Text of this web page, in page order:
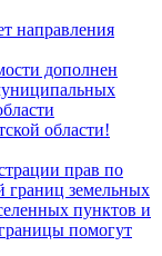
направления
дополнен
области!
прав по
границ земельных
пунктов и
помогут